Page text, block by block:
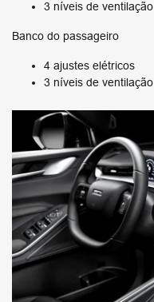
3 níveis de ventilação
Banco do passageiro
4 ajustes elétricos
3 níveis de ventilação